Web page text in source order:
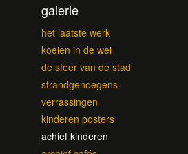
galerie
het laatste werk
koeien in de wei
de sfeer van de stad
strandgenoegens
verrassingen
kinderen posters
achief kinderen